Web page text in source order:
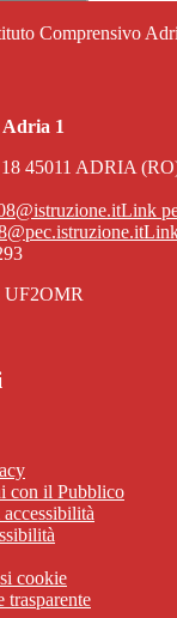
Comprensivo
1
45011 ADRIA
Link
UF2OMR
con il Pubblico
cookie
trasparente